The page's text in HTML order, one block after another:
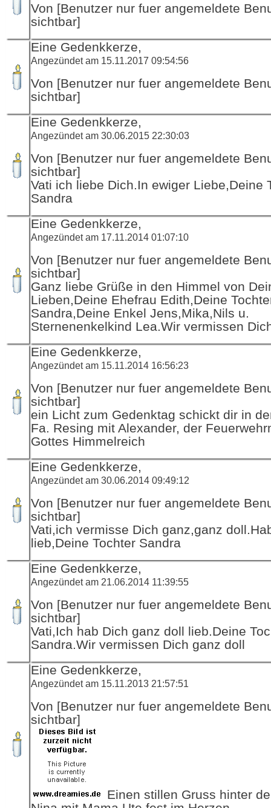
Von [Benutzer nur fuer angemeldete
sichtbar]
Eine Gedenkkerze,
Angezündet am 15.11.2017 09:54:56
Von [Benutzer nur fuer angemeldete
sichtbar]
Eine Gedenkkerze,
Angezündet am 30.06.2015 22:30:03
Von [Benutzer nur fuer angemeldete
sichtbar]
Vati ich liebe Dich.In ewiger Liebe,Deine
Sandra
Eine Gedenkkerze,
Angezündet am 17.11.2014 01:07:10
Von [Benutzer nur fuer angemeldete
sichtbar]
Ganz liebe Grüße in den Himmel von
Lieben,Deine Ehefrau Edith,Deine
Sandra,Deine Enkel Jens,Mika,Nils u.
Sternenenkelkind Lea.Wir vermissen
Eine Gedenkkerze,
Angezündet am 15.11.2014 16:56:23
Von [Benutzer nur fuer angemeldete
sichtbar]
ein Licht zum Gedenktag schickt dir in
Fa. Resing mit Alexander, der
Gottes Himmelreich
Eine Gedenkkerze,
Angezündet am 30.06.2014 09:49:12
Von [Benutzer nur fuer angemeldete
sichtbar]
Vati,ich vermisse Dich ganz,ganz
lieb,Deine Tochter Sandra
Eine Gedenkkerze,
Angezündet am 21.06.2014 11:39:55
Von [Benutzer nur fuer angemeldete
sichtbar]
Vati,Ich hab Dich ganz doll lieb.Deine
Sandra.Wir vermissen Dich ganz doll
Eine Gedenkkerze,
Angezündet am 15.11.2013 21:57:51
Von [Benutzer nur fuer angemeldete
sichtbar]
Einen stillen Gruss hinter